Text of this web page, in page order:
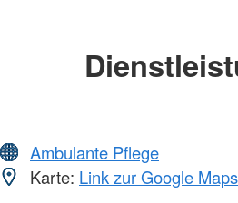
Ambulante Pflege
Karte: Link zur Google